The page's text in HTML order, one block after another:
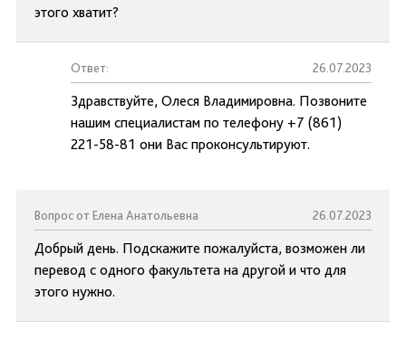
этого хватит?
Ответ: 26.07.2023
Здравствуйте, Олеся Владимировна. Позвоните
нашим специалистам по телефону +7 (861)
221-58-81 они Вас проконсультируют.
Вопрос от Елена Анатольевна 26.07.2023
Добрый день. Подскажите пожалуйста, возможен ли
перевод с одного факультета на другой и что для
этого нужно.